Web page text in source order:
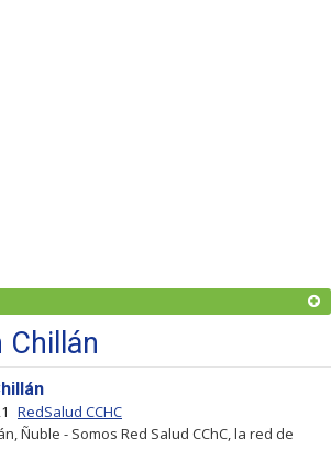
Chillán
RedSalud CCHC
Ñuble - Somos Red Salud CChC, la red de